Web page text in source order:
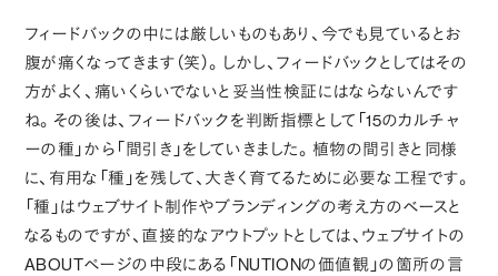
フィードバックの中には厳しいものもあり、今でも見ているとお
腹が痛くなってきます（笑）。しかし、フィードバックとしてはその
方がよく、痛いくらいでないと妥当性検証にはならないんです
ね。その後は、フィードバックを判断指標として「15のカルチャ
ーの種」から「間引き」をしていきました。植物の間引きと同様
に、有用な「種」を残して、大きく育てるために必要な工程です。
「種」はウェブサイト制作やブランディングの考え方のベースと
なるものですが、直接的なアウトプットとしては、ウェブサイトの
ABOUTページの中段にある「NUTIONの価値観」の箇所の言